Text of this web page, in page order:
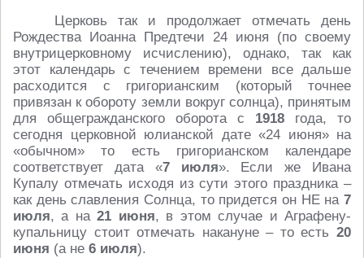
Церковь так и продолжает отмечать день
Рождества Иоанна Предтечи 24 июня (по своему
внутрицерковному исчислению), однако, так как
этот календарь с течением времени все дальше
расходится с григорианским (который точнее
привязан к обороту земли вокруг солнца), принятым
для общегражданского оборота с 1918 года, то
сегодня церковной юлианской дате «24 июня» на
«обычном» то есть григорианском календаре
соответствует дата «7 июля». Если же Ивана
Купалу отмечать исходя из сути этого праздника –
как день славления Солнца, то придется он НЕ на 7
июля, а на21 июня, в этом случае и Аграфену-
купальницу стоит отмечать накануне – то есть 20
июня (а не 6 июля).